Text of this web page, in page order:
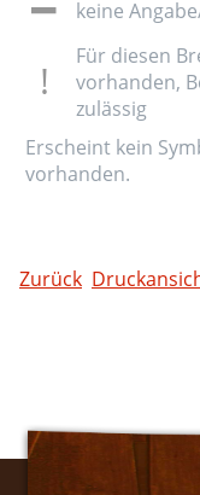
keine
Für diesen
vorhanden,
zulässig
Erscheint kein
vorhanden.
Zurück